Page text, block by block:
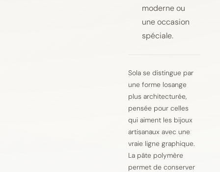
moderne ou
une occasion
spéciale.
Sola se distingue par
une forme losange
plus architecturée,
pensée pour celles
qui aiment les bijoux
artisanaux avec une
vraie ligne graphique.
La pâte polymère
permet de conserver